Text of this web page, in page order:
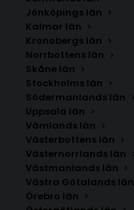
Jönköpings län
Kalmar län
Kronobergs län
Norrbottens län
Skåne län
Stockholms län
Södermanlands län
Uppsala län
Vämlands län
Västerbottens län
Västernorrlands län
Västmanlands län
Västra Götalands län
Örebro län